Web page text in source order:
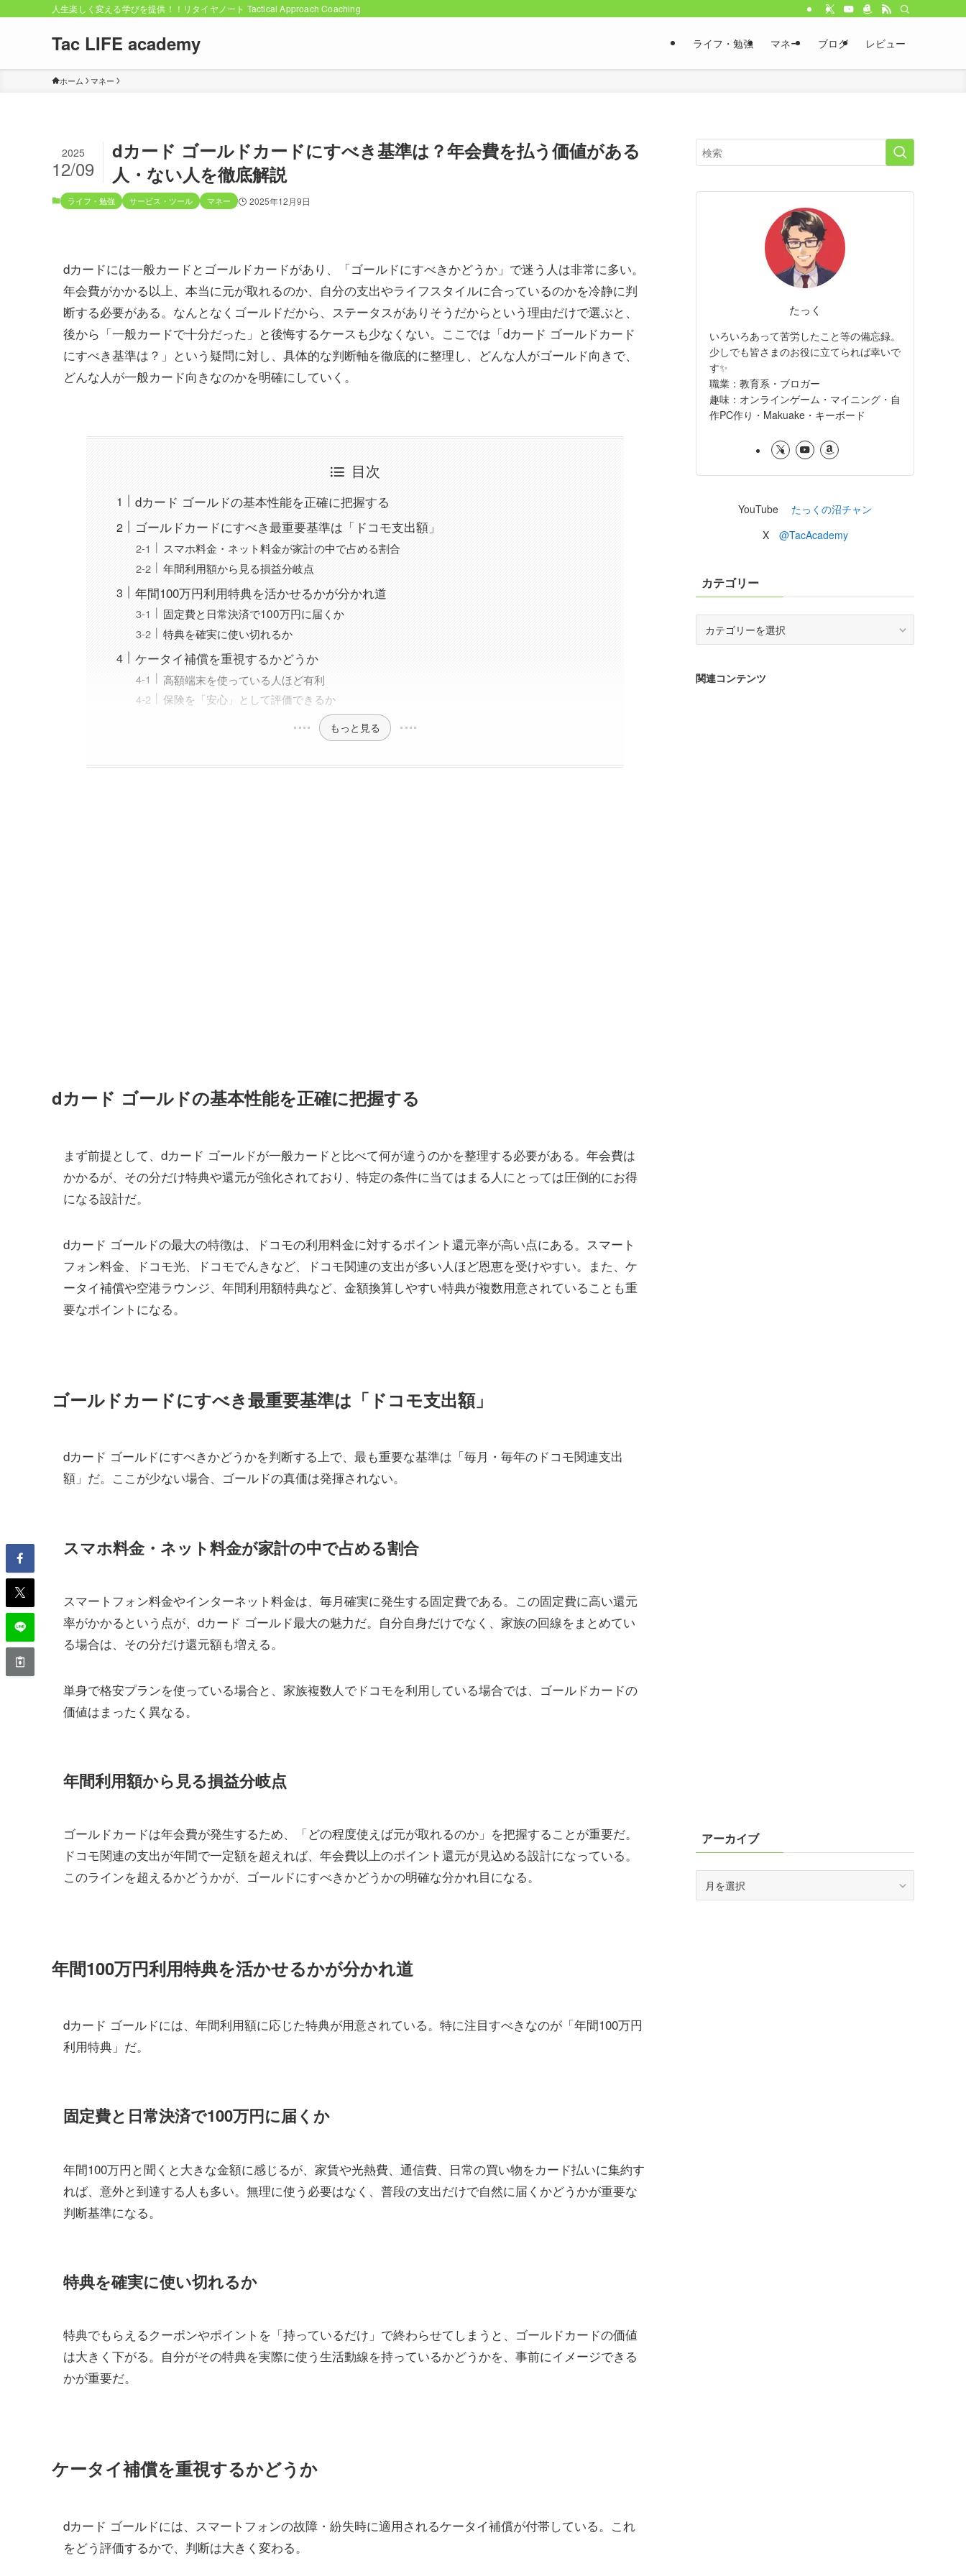
人生楽しく変える学びを提供！！リタイヤノート Tactical Approach Coaching
Tac LIFE academy ライフ・勉強 マネー ブログ レビュー
ホーム マネー
dカード ゴールドカードにすべき基準は？年会費を払う価値がある
人・ない人を徹底解説
2025
12/09
ライフ・勉強 サービス・ツール マネー 2025年12月9日
dカードには一般カードとゴールドカードがあり、「ゴールドにすべきかどうか」で迷う人は非常に多い。
年会費がかかる以上、本当に元が取れるのか、自分の支出やライフスタイルに合っているのかを冷静に判
断する必要がある。なんとなくゴールドだから、ステータスがありそうだからという理由だけで選ぶと、
後から「一般カードで十分だった」と後悔するケースも少なくない。ここでは「dカード ゴールドカード
にすべき基準は？」という疑問に対し、具体的な判断軸を徹底的に整理し、どんな人がゴールド向きで、
どんな人が一般カード向きなのかを明確にしていく。
目次
dカード ゴールドの基本性能を正確に把握する
ゴールドカードにすべき最重要基準は「ドコモ支出額」
スマホ料金・ネット料金が家計の中で占める割合
年間利用額から見る損益分岐点
年間100万円利用特典を活かせるかが分かれ道
固定費と日常決済で100万円に届くか
特典を確実に使い切れるか
ケータイ補償を重視するかどうか
高額端末を使っている人ほど有利
保険を「安心」として評価できるか
もっと見る
dカード ゴールドの基本性能を正確に把握する
まず前提として、dカード ゴールドが一般カードと比べて何が違うのかを整理する必要がある。年会費は
かかるが、その分だけ特典や還元が強化されており、特定の条件に当てはまる人にとっては圧倒的にお得
になる設計だ。
dカード ゴールドの最大の特徴は、ドコモの利用料金に対するポイント還元率が高い点にある。スマート
フォン料金、ドコモ光、ドコモでんきなど、ドコモ関連の支出が多い人ほど恩恵を受けやすい。また、ケ
ータイ補償や空港ラウンジ、年間利用額特典など、金額換算しやすい特典が複数用意されていることも重
要なポイントになる。
ゴールドカードにすべき最重要基準は「ドコモ支出額」
dカード ゴールドにすべきかどうかを判断する上で、最も重要な基準は「毎月・毎年のドコモ関連支出
額」だ。ここが少ない場合、ゴールドの真価は発揮されない。
スマホ料金・ネット料金が家計の中で占める割合
スマートフォン料金やインターネット料金は、毎月確実に発生する固定費である。この固定費に高い還元
率がかかるという点が、dカード ゴールド最大の魅力だ。自分自身だけでなく、家族の回線をまとめてい
る場合は、その分だけ還元額も増える。
単身で格安プランを使っている場合と、家族複数人でドコモを利用している場合では、ゴールドカードの
価値はまったく異なる。
年間利用額から見る損益分岐点
ゴールドカードは年会費が発生するため、「どの程度使えば元が取れるのか」を把握することが重要だ。
ドコモ関連の支出が年間で一定額を超えれば、年会費以上のポイント還元が見込める設計になっている。
このラインを超えるかどうかが、ゴールドにすべきかどうかの明確な分かれ目になる。
年間100万円利用特典を活かせるかが分かれ道
dカード ゴールドには、年間利用額に応じた特典が用意されている。特に注目すべきなのが「年間100万円
利用特典」だ。
固定費と日常決済で100万円に届くか
年間100万円と聞くと大きな金額に感じるが、家賃や光熱費、通信費、日常の買い物をカード払いに集約す
れば、意外と到達する人も多い。無理に使う必要はなく、普段の支出だけで自然に届くかどうかが重要な
判断基準になる。
特典を確実に使い切れるか
特典でもらえるクーポンやポイントを「持っているだけ」で終わらせてしまうと、ゴールドカードの価値
は大きく下がる。自分がその特典を実際に使う生活動線を持っているかどうかを、事前にイメージできる
かが重要だ。
ケータイ補償を重視するかどうか
dカード ゴールドには、スマートフォンの故障・紛失時に適用されるケータイ補償が付帯している。これ
をどう評価するかで、判断は大きく変わる。
たっく
いろいろあって苦労したこと等の備忘録。
少しでも皆さまのお役に立てられば幸いで
す✨
職業：教育系・ブロガー
趣味：オンラインゲーム・マイニング・自
作PC作り・Makuake・キーボード
YouTube たっくの沼チャン
X @TacAcademy
カテゴリー
ー
関連コンテンツ
アーカイブ